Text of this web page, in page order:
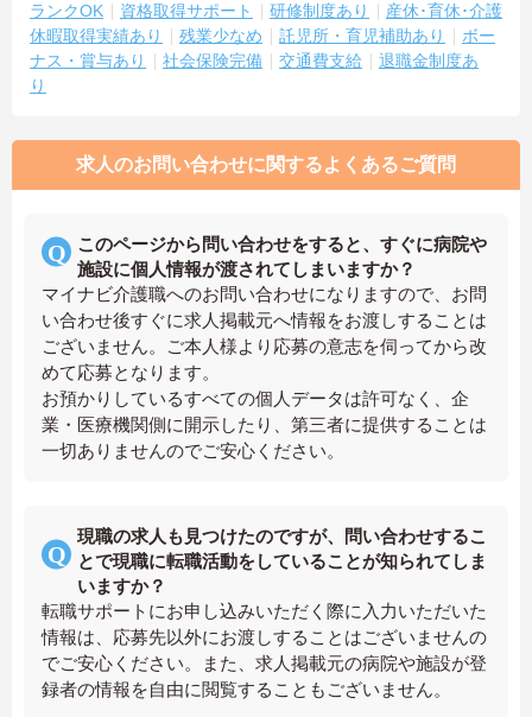
ランクOK
資格取得サポート 研修制度あり
産休･育休･介護
休暇取得実績あり
残業少なめ 託児所・育児補助あり
ボー
ナス・賞与あり
社会保険完備 交通費支給
退職金制度あ
り
求人のお問い合わせに関するよくあるご質問
このページから問い合わせをすると、すぐに病院や
施設に個人情報が渡されてしまいますか？
マイナビ介護職へのお問い合わせになりますので、お問
い合わせ後すぐに求人掲載元へ情報をお渡しすることは
ございません。ご本人様より応募の意志を伺ってから改
めて応募となります。
お預かりしているすべての個人データは許可なく、企
業・医療機関側に開示したり、第三者に提供することは
一切ありませんのでご安心ください。
現職の求人も見つけたのですが、問い合わせするこ
とで現職に転職活動をしていることが知られてしま
いますか？
転職サポートにお申し込みいただく際に入力いただいた
情報は、応募先以外にお渡しすることはございませんの
でご安心ください。また、求人掲載元の病院や施設が登
録者の情報を自由に閲覧することもございません。